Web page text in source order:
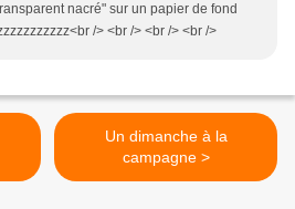
nacré" sur un papier de fond
/> <br /> <br /> <br />
Un dimanche à la
campagne >